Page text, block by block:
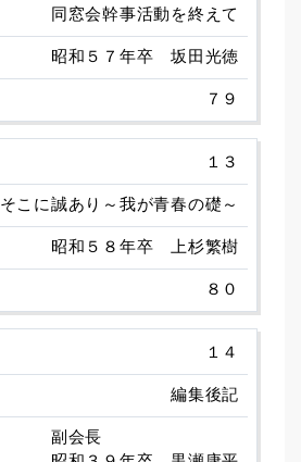
同窓会幹事活動を終えて
昭和５７年卒 坂田光徳
７９
１３
そこに誠あり～我が青春の礎～
昭和５８年卒 上杉繁樹
８０
１４
編集後記
副会長